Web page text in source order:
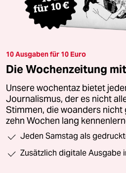
10 Ausgaben für 10 Euro
Die Wochenzeitung
Unsere wochentaz bietet
Journalismus, der es nicht
Stimmen, die woanders
zehn Wochen lang
Jeden Samstag als
Zusätzlich digitale Ausgabe